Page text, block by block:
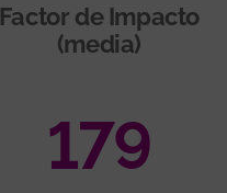
Factor de Impacto
(media)
179